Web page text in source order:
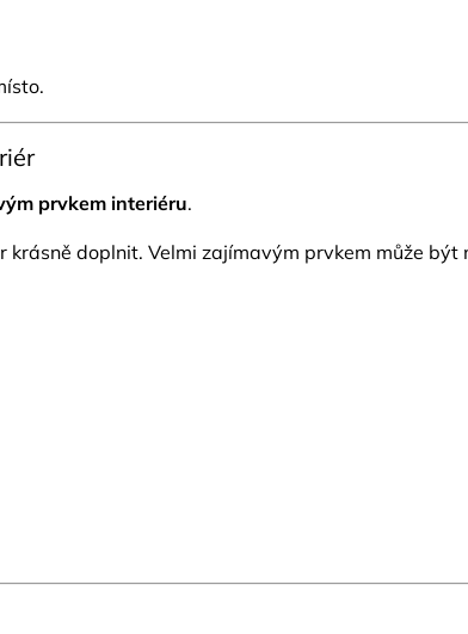
prvkem interiéru.
doplnit. Velmi zajímavým prvkem může být